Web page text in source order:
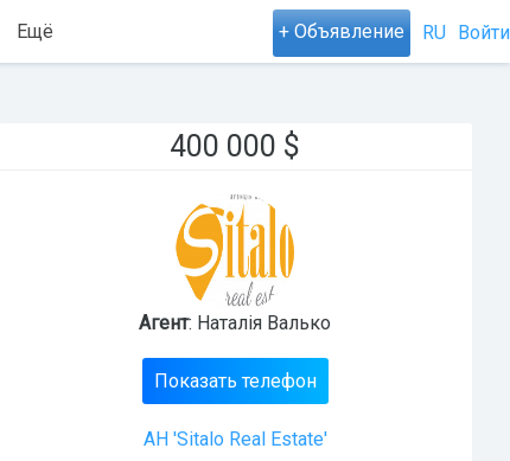
Ещё + Объявление RU Войти
400 000 $
Агент: Наталія Валько
Показать телефон
АН 'Sitalo Real Estate'